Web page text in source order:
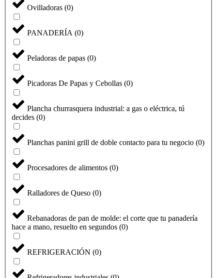
Ovilladoras (0)
PANADERÍA (0)
Peladoras de papas (0)
Picadoras De Papas y Cebollas (0)
Plancha churrasquera industrial: a gas o eléctrica, tú
decides (0)
Planchas panini grill de doble contacto para tu negocio (0)
Procesadores de alimentos (0)
Ralladores de Queso (0)
Rebanadoras de pan de molde: el corte que tu panadería
hace a mano, resuelto en segundos (0)
REFRIGERACIÓN (0)
¿Cómo calificarías tu experiencia?
Seleccione
una
opción
de
1
a
5
No fue buena